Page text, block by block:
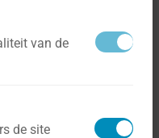
te
initiatieven
maar als u het
lekker zelf met
de dichtsbijzijnde
van de
de site